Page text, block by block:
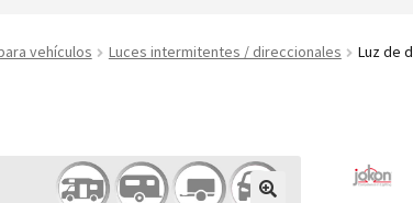
vehículos Luces intermitentes / direccionales Luz de